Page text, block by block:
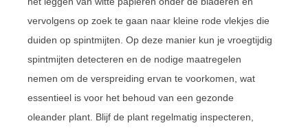
vervolgens op zoek te gaan naar kleine rode vlekjes die
duiden op spintmijten. Op deze manier kun je vroegtijdig
spintmijten detecteren en de nodige maatregelen
nemen om de verspreiding ervan te voorkomen, wat
essentieel is voor het behoud van een gezonde
oleander plant. Blijf de plant regelmatig inspecteren,